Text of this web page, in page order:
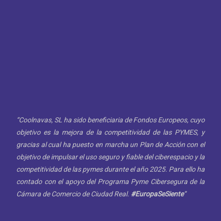
“Coolnavas, SL ha sido beneficiaria de Fondos Europeos, cuyo
objetivo es la mejora de la competitividad de las PYMES, y
gracias al cual ha puesto en marcha un Plan de Acción con el
objetivo de impulsar el uso seguro y fiable del ciberespacio y la
competitividad de las pymes durante el año 2025. Para ello ha
contado con el apoyo del Programa Pyme Cibersegura de la
Cámara de Comercio de Ciudad Real. #EuropaSeSiente”